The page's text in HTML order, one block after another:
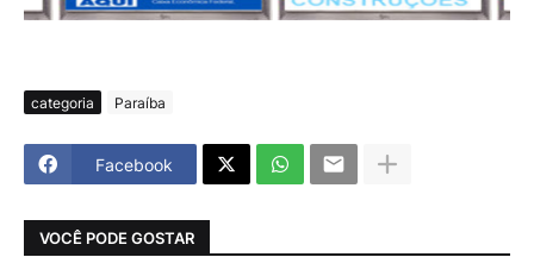
categoria Paraíba
Facebook
VOCÊ PODE GOSTAR